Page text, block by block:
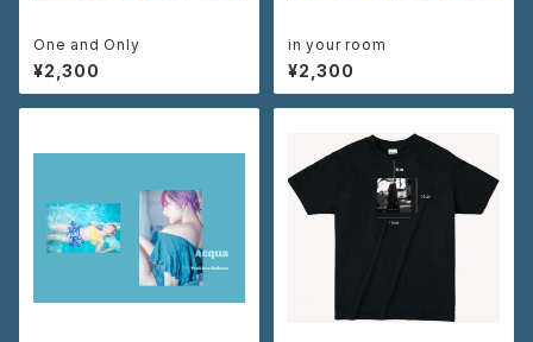
One and Only
¥2,300
in your room
¥2,300